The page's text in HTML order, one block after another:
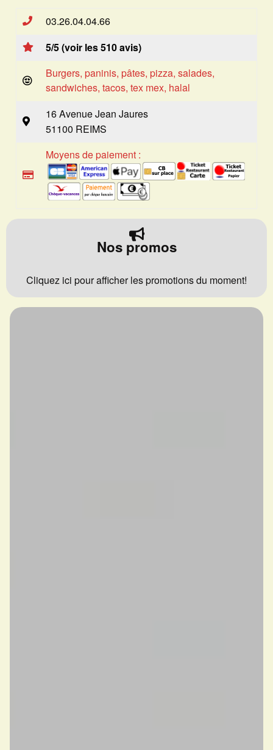
03.26.04.04.66
5/5 (voir les 510 avis)
Burgers, paninis, pâtes, pizza, salades,
sandwiches, tacos, tex mex, halal
16 Avenue Jean Jaures
51100 REIMS
Moyens de paiement :
Nos promos
Cliquez ici pour afficher les promotions du moment!